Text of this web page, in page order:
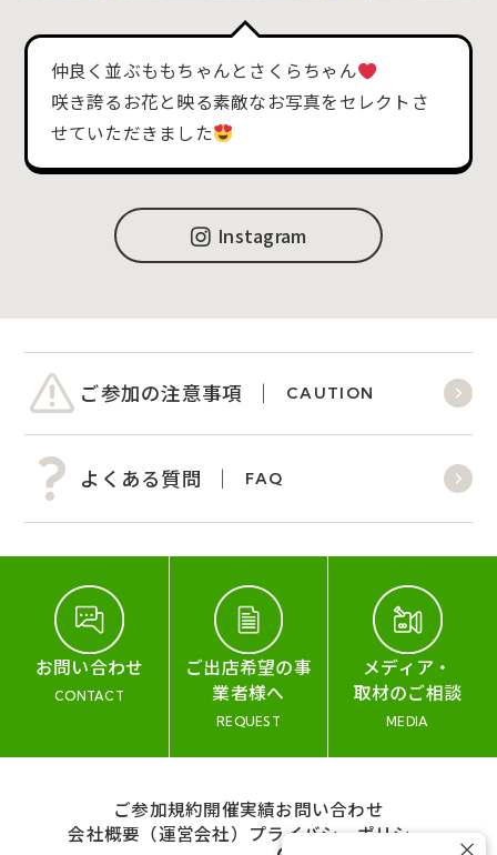
仲良く並ぶももちゃんとさくらちゃん
咲き誇るお花と映る素敵なお写真をセレクトさ
せていただきました
Instagram
ご参加の注意事項 CAUTION
よくある質問 FAQ
お問い合わせ
CONTACT
ご出店希望の事
業者様へ
REQUEST
メディア・
取材のご相談
MEDIA
ご参加規約開催実績お問い合わせ
会社概要（運営会社） プライバシーポリシー
×